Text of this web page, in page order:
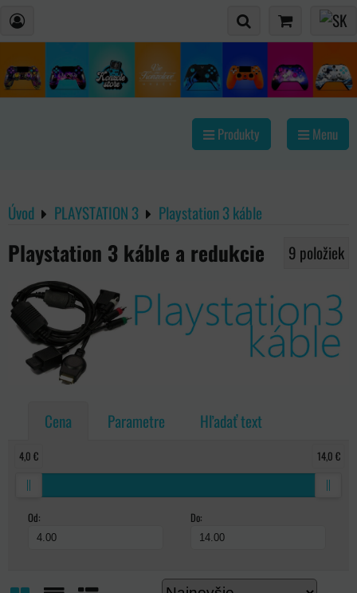
Produkty Menu
Úvod PLAYSTATION 3 Playstation 3 káble
Playstation 3 káble a redukcie 9 položiek
Cena Parametre Hľadať text
Od: Do:
4,0 € 14,0 €